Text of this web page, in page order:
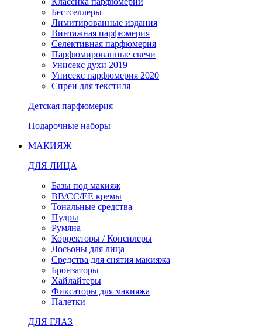
Бестселлеры
Лимитированные издания
Винтажная парфюмерия
Селективная парфюмерия
Парфюмированные свечи
Унисекс духи 2019
Унисекс парфюмерия 2020
Спреи для текстиля
Детская парфюмерия
Подарочные наборы
МАКИЯЖ
ДЛЯ ЛИЦА
Базы под макияж
BB/CC/EE кремы
Тональные средства
Пудры
Румяна
Корректоры / Консилеры
Лосьоны для лица
Средства для снятия макияжа
Бронзаторы
Хайлайтеры
Фиксаторы для макияжа
Палетки
ДЛЯ ГЛАЗ